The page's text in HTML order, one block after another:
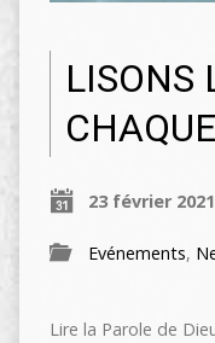
LISONS
23 février 2021
Evénements,
Lire la Parole de